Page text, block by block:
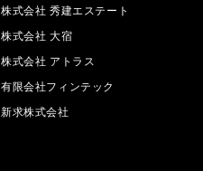
株式会社 秀建エステート
株式会社 大宿
株式会社 アトラス
有限会社フィンテック
新求株式会社